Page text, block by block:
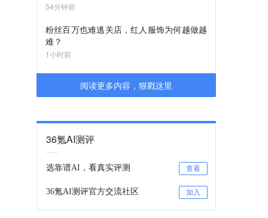
54分钟前
粉丝百万也难逃关店，红人服饰为何越做越
难？
1小时前
阅读更多内容，狠戳这里
36氪AI测评
选靠谱AI，看真实评测 查看
36氪AI测评官方交流社区 加入